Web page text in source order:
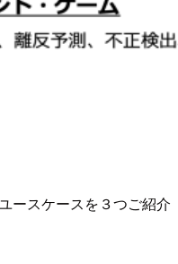
ースケースを３つご紹介